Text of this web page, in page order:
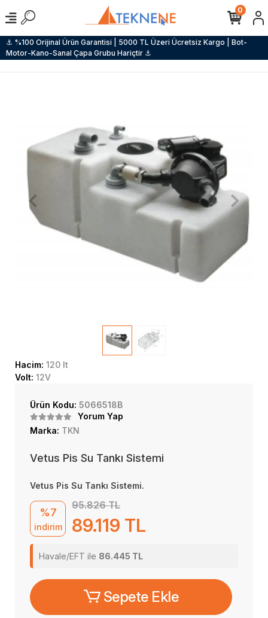
⚓ %100 Orijinal Ürün Garantisi | 5000 TL Üzeri Ücretsiz Kargo | Bot-
Motor-Kano-Sanal Çapa Grubu Hariçtir ⚓
0
Hacim: 120 lt
Volt: 12V
Ürün Kodu: 5066518B
Yorum Yap
Marka: TKN
Vetus Pis Su Tankı Sistemi
Vetus Pis Su Tankı Sistemi.
%7
indirim
95.826 TL
89.119 TL
Havale/EFT ile 86.445 TL
Sepete Ekle